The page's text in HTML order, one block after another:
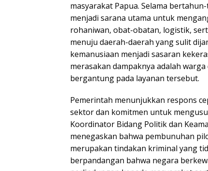
masyarakat Papua. Selama
menjadi sarana utama untuk
rohaniwan, obat-obatan, logistik,
menuju daerah-daerah yang sulit
kemanusiaan menjadi sasaran
merasakan dampaknya adalah
bergantung pada layanan tersebut.
Pemerintah menunjukkan respons
sektor dan komitmen untuk
Koordinator Bidang Politik dan
menegaskan bahwa pembunuhan
merupakan tindakan kriminal yang
berpandangan bahwa negara